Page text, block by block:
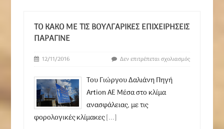
ΤΟ ΚΑΚΌ ΜΕ ΤΙΣ ΒΟΥΛΓΑΡΙΚΈΣ ΕΠΙΧΕΙΡΉΣΕΙΣ
ΠΑΡΆΓΙΝΕ
12/11/2016 Δεν επιτρέπεται σχολιασμός
Του Γιώργου Δαλιάνη Πηγή
Artion AE Μέσα στο κλίμα
ανασφάλειας, με τις
φορολογικές κλίμακες[...]